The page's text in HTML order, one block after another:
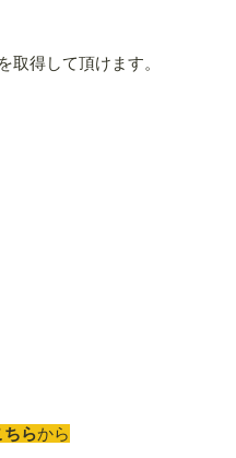
取得して頂けます。
ちらから